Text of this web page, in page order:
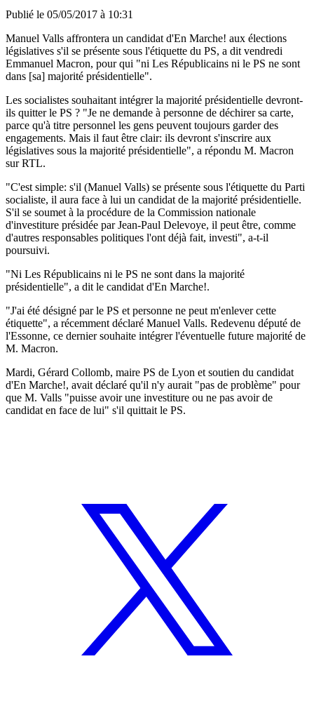
Publié le 05/05/2017 à 10:31
Manuel Valls affrontera un candidat d'En Marche! aux élections
législatives s'il se présente sous l'étiquette du PS, a dit vendredi
Emmanuel Macron, pour qui "ni Les Républicains ni le PS ne sont
dans [sa] majorité présidentielle".
Les socialistes souhaitant intégrer la majorité présidentielle devront-
ils quitter le PS ? "Je ne demande à personne de déchirer sa carte,
parce qu'à titre personnel les gens peuvent toujours garder des
engagements. Mais il faut être clair: ils devront s'inscrire aux
législatives sous la majorité présidentielle", a répondu M. Macron
sur RTL.
"C'est simple: s'il (Manuel Valls) se présente sous l'étiquette du Parti
socialiste, il aura face à lui un candidat de la majorité présidentielle.
S'il se soumet à la procédure de la Commission nationale
d'investiture présidée par Jean-Paul Delevoye, il peut être, comme
d'autres responsables politiques l'ont déjà fait, investi", a-t-il
poursuivi.
"Ni Les Républicains ni le PS ne sont dans la majorité
présidentielle", a dit le candidat d'En Marche!.
"J'ai été désigné par le PS et personne ne peut m'enlever cette
étiquette", a récemment déclaré Manuel Valls. Redevenu député de
l'Essonne, ce dernier souhaite intégrer l'éventuelle future majorité de
M. Macron.
Mardi, Gérard Collomb, maire PS de Lyon et soutien du candidat
d'En Marche!, avait déclaré qu'il n'y aurait "pas de problème" pour
que M. Valls "puisse avoir une investiture ou ne pas avoir de
candidat en face de lui" s'il quittait le PS.